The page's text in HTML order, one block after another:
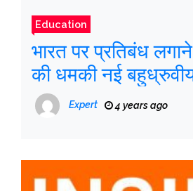
Education
भारत पर प्रतिबंध
की धमकी नई
गतिशीलता को स्वीकार
वाशिंगटन की अक्षमता
Expert 4 years ago